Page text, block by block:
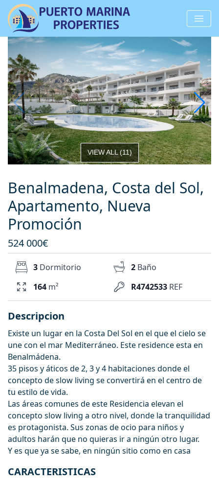
VIEW ALL(11)
Benalmadena, Costa del Sol,
Apartamento, Nueva
Promoción
524 000€
R4742533 REF
3 Dormitorio 2 Baño
164 m²
Descripcion
Existe un lugar en la Costa Del Sol en el que el cielo se
une con el mar Mediterráneo. Este residence esta en
Benalmádena.
35 pisos y áticos de 2, 3 y 4 habitaciones donde el
concepto de slow living se convertirá en el centro de
tu estilo de vida.
Las áreas comunes de este Residencia elevan el
concepto slow living a otro nivel, donde la tranquilidad
es protagonista. Sus zonas de ocio para niños y
adultos harán que no quieras ir a ningún otro lugar.
Y es que ya se sabe, en ningún sitio como en casa
CARACTERISTICAS